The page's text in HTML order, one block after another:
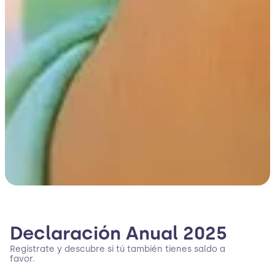
Declaración Anual 2025
Regístrate y descubre si tú también tienes saldo a
favor.